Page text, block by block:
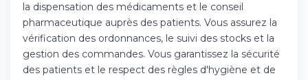
la dispensation des médicaments et le conseil
pharmaceutique auprès des patients. Vous assurez la
vérification des ordonnances, le suivi des stocks et la
gestion des commandes. Vous garantissez la sécurité
des patients et le respect des règles d'hygiène et de
Continuer sur Android
Téléchargez l'app sur Google Play